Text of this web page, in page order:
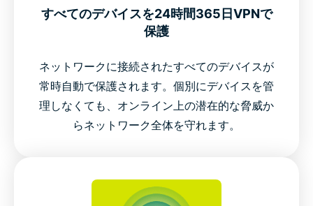
すべてのデバイスを24時間365日VPNで
保護
ネットワークに接続されたすべてのデバイスが
常時自動で保護されます。個別にデバイスを管
理しなくても、オンライン上の潜在的な脅威か
らネットワーク全体を守れます。